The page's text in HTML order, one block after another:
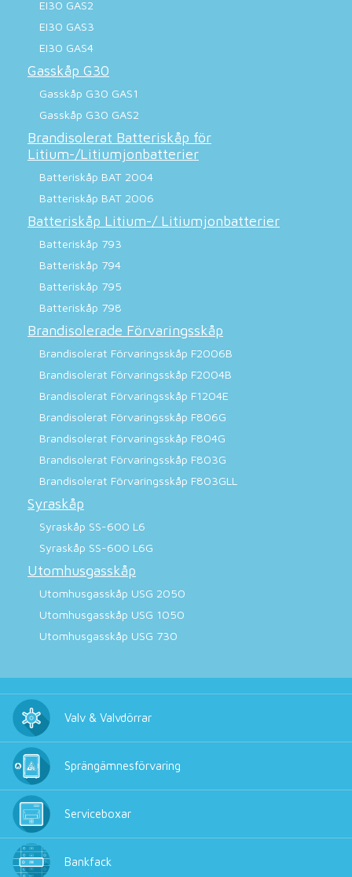
EI30 GAS2
EI30 GAS3
EI30 GAS4
Gasskåp G30
Gasskåp G30 GAS1
Gasskåp G30 GAS2
Brandisolerat Batteriskåp för
Litium-/Litiumjonbatterier
Batteriskåp BAT 2004
Batteriskåp BAT 2006
Batteriskåp Litium-/ Litiumjonbatterier
Batteriskåp 793
Batteriskåp 794
Batteriskåp 795
Batteriskåp 798
Brandisolerade Förvaringsskåp
Brandisolerat Förvaringsskåp F2006B
Brandisolerat Förvaringsskåp F2004B
Brandisolerat Förvaringsskåp F1204E
Brandisolerat Förvaringsskåp F806G
Brandisolerat Förvaringsskåp F804G
Brandisolerat Förvaringsskåp F803G
Brandisolerat Förvaringsskåp F803GLL
Syraskåp
Syraskåp SS-600 L6
Syraskåp SS-600 L6G
Utomhusgasskåp
Utomhusgasskåp USG 2050
Utomhusgasskåp USG 1050
Utomhusgasskåp USG 730
Valv & Valvdörrar
Sprängämnesförvaring
Serviceboxar
Bankfack